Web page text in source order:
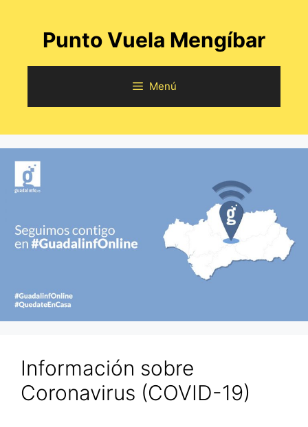
contenidoPunto Vuela Mengíbar
Menú
Información sobre
Coronavirus (COVID-19)